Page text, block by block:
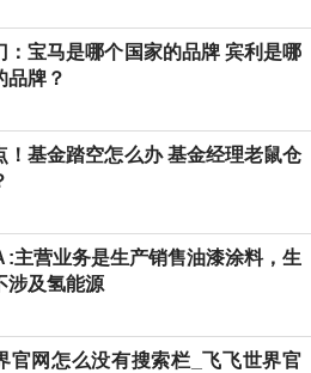
：宝马是哪个国家的品牌 宾利是哪
品牌？
！基金踏空怎么办 基金经理老鼠仓
:主营业务是生产销售油漆涂料，生
涉及氢能源
官网怎么没有搜索栏_飞飞世界官